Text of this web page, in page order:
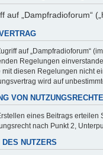
auf „Dampfradioforum“
auf „Dampfradioforum“
Regelungen
mit diesen Regelungen nicht
wird auf
VON
eines Beitrags
nach Punkt 2,
NUTZERS